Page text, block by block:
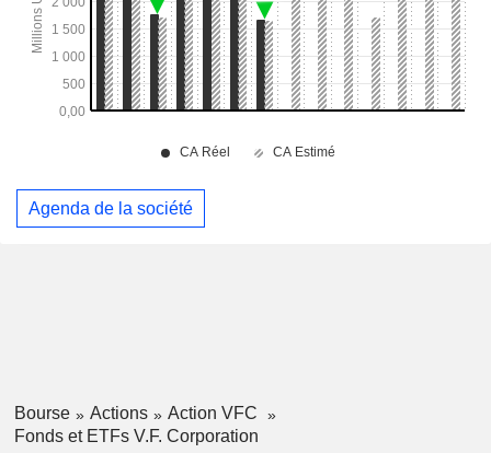
Agenda de la société
Bourse Actions
Action VFC
Fonds et ETFs V.F. Corporation